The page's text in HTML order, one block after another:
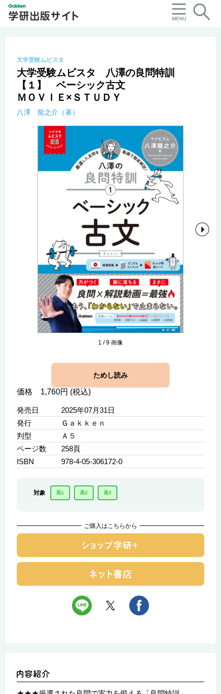
大学受験ムビスタ
大学受験ムビスタ 八澤の良問特訓
【１】 ベーシック古文
ＭＯＶＩＥ×ＳＴＵＤＹ
八澤 龍之介（著）
1 /9画像
ためし読み
価格 1,760円 (税込)
発売日
2025年07月31日
発行
Ｇａｋｋｅｎ
判型
Ａ５
ページ数
258頁
ISBN
978-4-05-306172-0
対象 高1 高2 高3
ご購入はこちらから